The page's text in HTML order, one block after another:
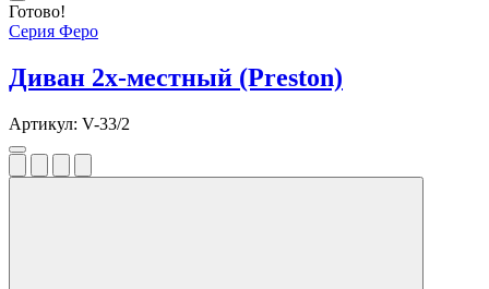
Готово!
Серия Феро
Диван 2х-местный (Preston)
Артикул: V-33/2